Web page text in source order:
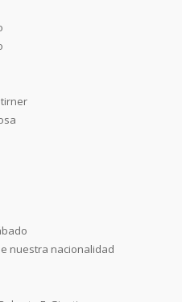
nuestra nacionalidad